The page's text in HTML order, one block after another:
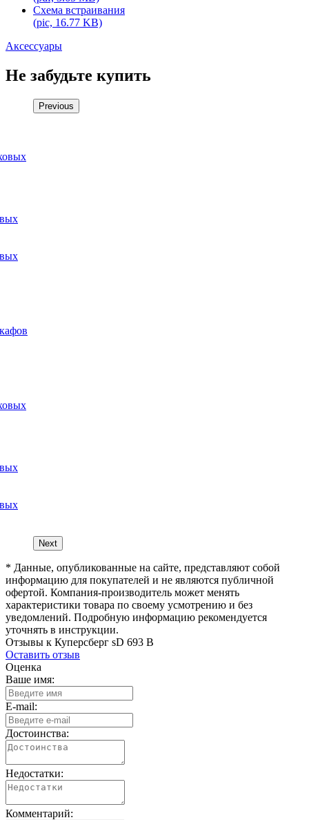
Схема встраивания
(pic, 16.77 KB)
Аксессуары
Не забудьте купить
Previous
Next
* Данные, опубликованные на сайте, представляют собой
информацию для покупателей и не являются публичной
офертой. Компания-производитель может менять
характеристики товара по своему усмотрению и без
уведомлений. Подробную информацию рекомендуется
уточнять в инструкции.
Отзывы к Куперсберг sD 693 B
Оставить отзыв
Оценка
Ваше имя:
E-mail:
Достоинства:
Недостатки:
Комментарий: